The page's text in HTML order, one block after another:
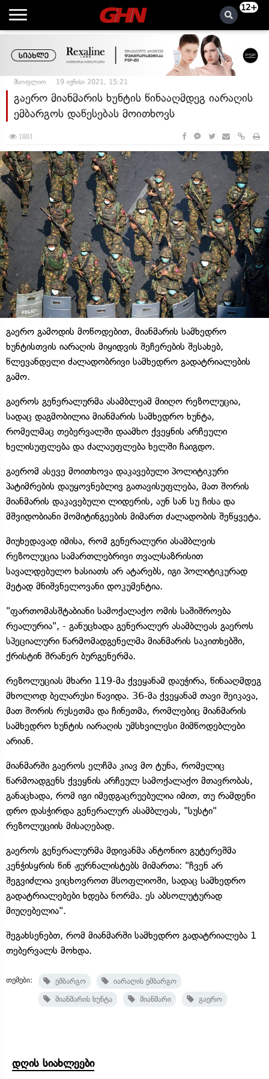
12+
მსოფლიო 19 ივნისი 2021, 15:21
გაერო მიანმარის ხუნტის წინააღმდეგ იარაღის
ემბარგოს დაწესებას მოითხოვს
1881
გაერო გამოდის მოწოდებით, მიანმარის სამხედრო
ხუნტისთვის იარაღის მიყიდვის შეჩერების შესახებ,
წლევანდელი ძალადობრივი სამხედრო გადატრიალების
გამო.
გაეროს გენერალურმა ასამბლეამ მიიღო რეზოლუცია,
სადაც დაგმობილია მიანმარის სამხედრო ხუნტა,
რომელმაც თებერვალში დაამხო ქვეყნის არჩეული
ხელისუფლება და ძალაუფლება ხელში ჩაიგდო.
გაერომ ასევე მოითხოვა დაკავებული პოლიტიკური
პატიმრების დაუყოვნებლივ გათავისუფლება, მათ შორის
მიანმარის დაკავებული ლიდერის, აუნ სან სუ ჩისა და
მშვიდობიანი მომიტინგეების მიმართ ძალადობის შეწყვეტა.
მიუხედავად იმისა, რომ გენერალური ასამბლეის
რეზოლუცია სამართლებრივი თვალსაზრისით
სავალდებულო ხასიათს არ ატარებს, იგი პოლიტიკურად
მეტად მნიშვნელოვანი დოკუმენტია.
"ფართომასშტაბიანი სამოქალაქო ომის საშიშროება
რეალურია", - განუცხადა გენერალურ ასამბლეას გაეროს
სპეციალური წარმომადგენელმა მიანმარის საკითხებში,
ქრისტინ შრანერ ბურგენერმა.
რეზოლუციას მხარი 119-მა ქვეყანამ დაუჭირა, წინააღმდეგ
მხოლოდ ბელარუსი წავიდა. 36-მა ქვეყანამ თავი შეიკავა,
მათ შორის რუსეთმა და ჩინეთმა, რომლებიც მიანმარის
სამხედრო ხუნტის იარაღის უმსხვილესი მიმწოდებლები
არიან.
მიანმარში გაეროს ელჩმა კიავ მო ტუნა, რომელიც
წარმოადგენს ქვეყნის არჩეულ სამოქალაქო მთავრობას,
განაცხადა, რომ იგი იმედგაცრუებულია იმით, თუ რამდენი
დრო დასჭირდა გენერალურ ასამბლეას, "სუსტი"
რეზოლუციის მისაღებად.
გაეროს გენერალურმა მდივანმა ანტონიო გუტერეშმა
კენჭისყრის წინ ჟურნალისტებს მიმართა: "ჩვენ არ
შეგვიძლია ვიცხოვროთ მსოფლიოში, სადაც სამხედრო
გადატრიალებები ხდება ნორმა. ეს აბსოლუტურად
მიუღებელია".
შეგახსენებთ, რომ მიანმარში სამხედრო გადატრიალება 1
თებერვალს მოხდა.
თემები: ემბარგო
იარაღის ემბარგო
მიანმარის ხუნტა
მიანმარი გაერო
დღის სიახლეები